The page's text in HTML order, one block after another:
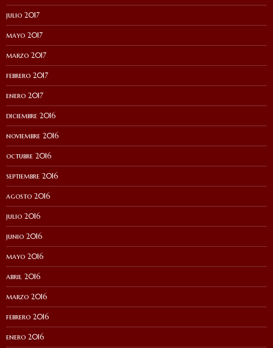
julio 2017
mayo 2017
marzo 2017
febrero 2017
enero 2017
diciembre 2016
noviembre 2016
octubre 2016
septiembre 2016
agosto 2016
julio 2016
junio 2016
mayo 2016
abril 2016
marzo 2016
febrero 2016
enero 2016